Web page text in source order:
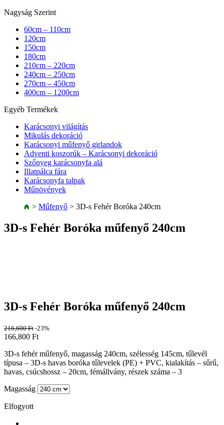
Nagyság Szerint
60cm – 110cm
120cm
150cm
180cm
210cm – 220cm
240cm – 250cm
270cm – 450cm
400cm – 1200cm
Egyéb Termékek
Karácsonyi világítás
Mikulás dekoráció
Karácsonyi műfenyő girlandok
Adventi koszorúk – Karácsonyi dekoráció
Szőnyeg karácsonyfa alá
Illatpálca fára
Karácsonyfa talpak
Műnövények
> Műfenyő > 3D-s Fehér Boróka 240cm
3D-s Fehér Boróka műfenyő 240cm
3D-s Fehér Boróka műfenyő 240cm
216,600Ft -23%
166,800 Ft
3D-s fehér műfenyő, magasság 240cm, szélesség 145cm, tűlevél
típusa – 3D-s havas boróka tűlevelek (PE) + PVC, kialakítás – sűrű,
havas, csúcshossz – 20cm, fémállvány, részek száma – 3
Magasság
Elfogyott